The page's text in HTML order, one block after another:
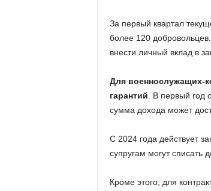
За первый квартал
более 120
внести личный вклад в
Для военнослужащих-
гарантий . В первый
сумма дохода может
С 2024 года действует
супругам могут списать
Кроме этого, для